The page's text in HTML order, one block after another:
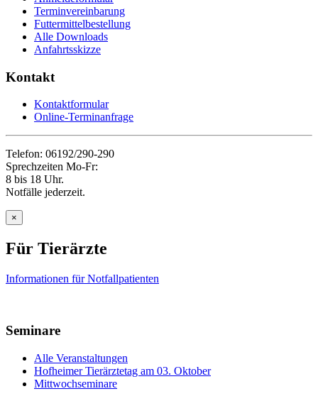
Terminvereinbarung
Futtermittelbestellung
Alle Downloads
Anfahrtsskizze
Kontakt
Kontaktformular
Online-Terminanfrage
Telefon: 06192/290-290
Sprechzeiten Mo-Fr:
8 bis 18 Uhr.
Notfälle jederzeit.
×
Für Tierärzte
Informationen für Notfallpatienten
Seminare
Alle Veranstaltungen
Hofheimer Tierärztetag am 03. Oktober
Mittwochseminare